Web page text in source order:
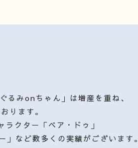
るみonちゃん」は増産を重ね、
ります。
クター「ベア・ドゥ」
など数多くの実績がございます。